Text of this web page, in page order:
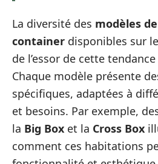
La diversité des modèles
container disponibles sur
de l’essor de cette
Chaque modèle présente
spécifiques, adaptées à
et besoins. Par exemple,
la Big Box et la Cross Box
comment ces habitations